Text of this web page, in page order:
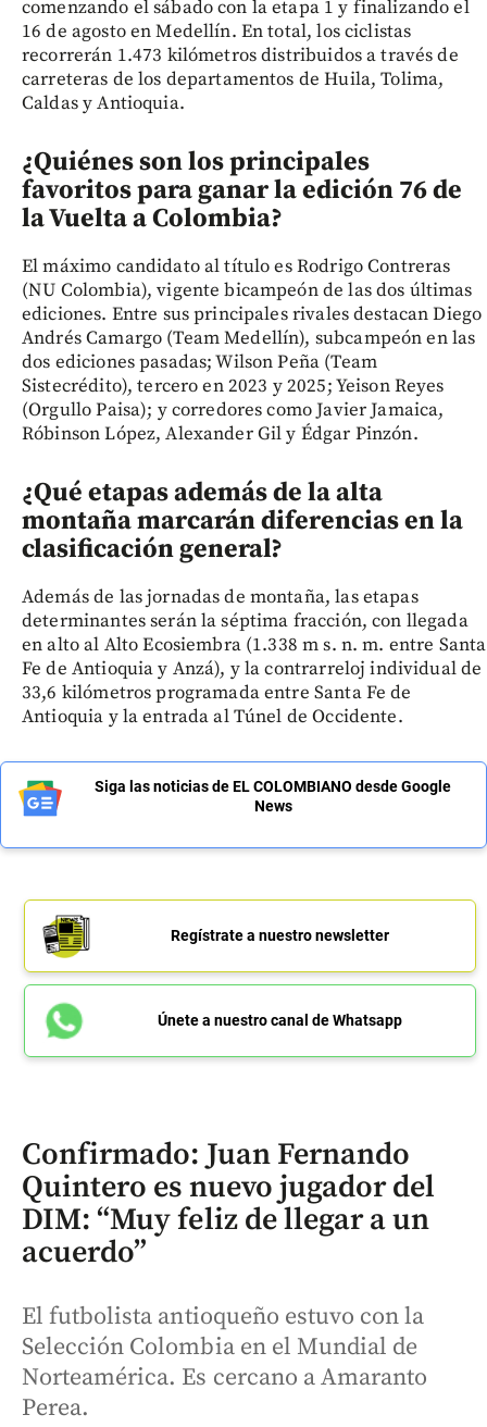
comenzando el sábado con la etapa 1 y finalizando el
16 de agosto en Medellín. En total, los ciclistas
recorrerán 1.473 kilómetros distribuidos a través de
carreteras de los departamentos de Huila, Tolima,
Caldas y Antioquia.
¿Quiénes son los principales
favoritos para ganar la edición 76 de
la Vuelta a Colombia?
El máximo candidato al título es Rodrigo Contreras
(NU Colombia), vigente bicampeón de las dos últimas
ediciones. Entre sus principales rivales destacan Diego
Andrés Camargo (Team Medellín), subcampeón en las
dos ediciones pasadas; Wilson Peña (Team
Sistecrédito), tercero en 2023 y 2025; Yeison Reyes
(Orgullo Paisa); y corredores como Javier Jamaica,
Róbinson López, Alexander Gil y Édgar Pinzón.
¿Qué etapas además de la alta
montaña marcarán diferencias en la
clasificación general?
Además de las jornadas de montaña, las etapas
determinantes serán la séptima fracción, con llegada
en alto al Alto Ecosiembra (1.338 m s. n. m. entre Santa
Fe de Antioquia y Anzá), y la contrarreloj individual de
33,6 kilómetros programada entre Santa Fe de
Antioquia y la entrada al Túnel de Occidente.
Siga las noticias de EL COLOMBIANO desde Google
News
Regístrate a nuestro newsletter
Únete a nuestro canal de Whatsapp
Confirmado: Juan Fernando
Quintero es nuevo jugador del
DIM: “Muy feliz de llegar a un
acuerdo”
El futbolista antioqueño estuvo con la
Selección Colombia en el Mundial de
Norteamérica. Es cercano a Amaranto
Perea.